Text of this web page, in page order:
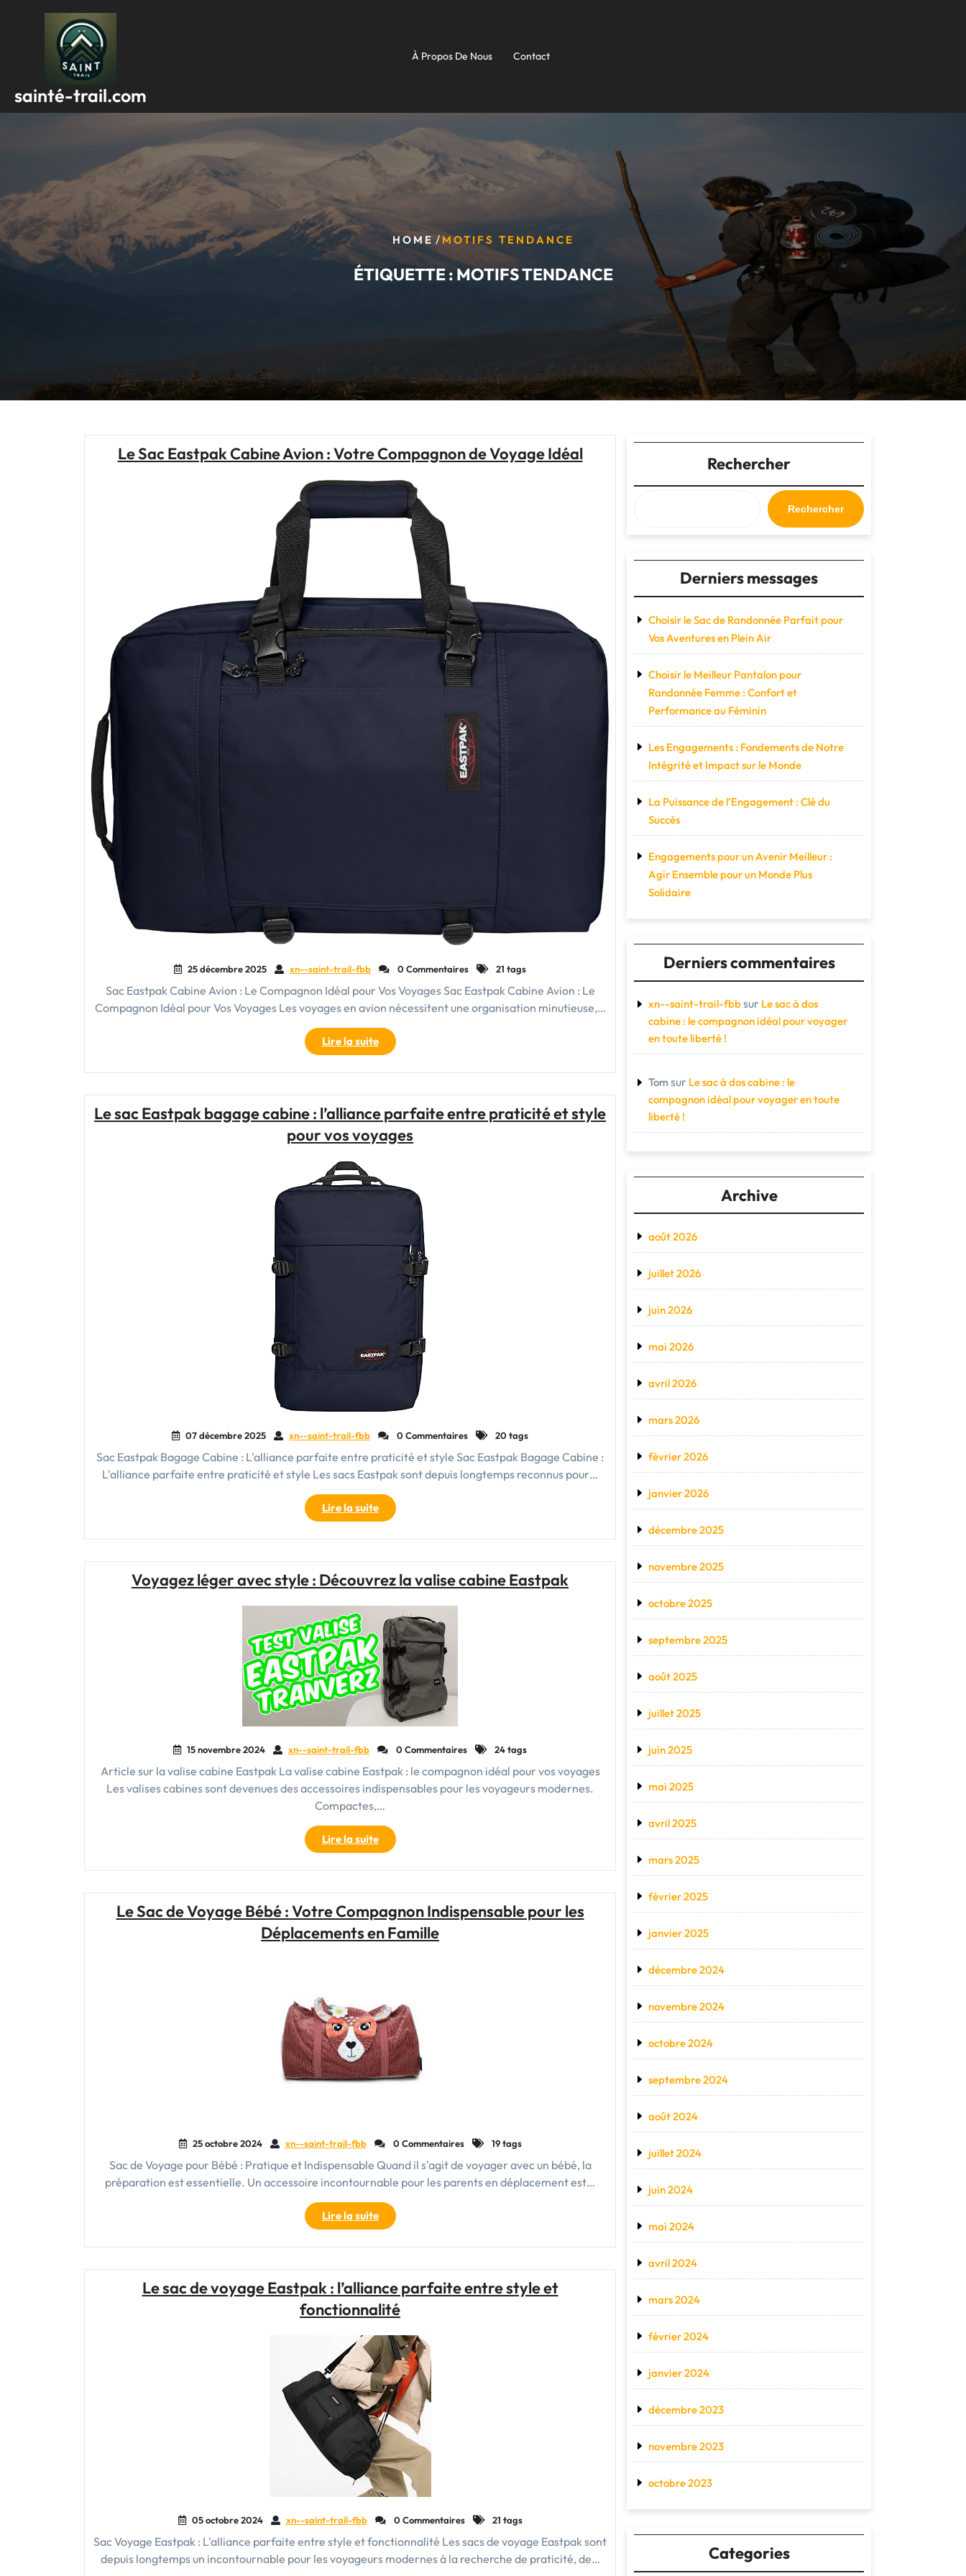
sainté-trail.com
À Propos De Nous Contact
HOME / MOTIFS TENDANCE
ÉTIQUETTE :MOTIFS TENDANCE
Le Sac Eastpak Cabine Avion : Votre Compagnon de Voyage Idéal
25 décembre 2025 xn--saint-trail-fbb 0 Commentaires 21 tags
Sac Eastpak Cabine Avion : Le Compagnon Idéal pour Vos Voyages Sac Eastpak Cabine Avion : Le
Compagnon Idéal pour Vos Voyages Les voyages en avion nécessitent une organisation minutieuse,…
Lire la suite"Le
Sac
Eastpak
:
Votre
Voyage
Le sac Eastpak bagage cabine : l’alliance parfaite entre praticité et style
pour vos voyages
07 décembre 2025 xn--saint-trail-fbb 0 Commentaires 20 tags
Sac Eastpak Bagage Cabine : L'alliance parfaite entre praticité et style Sac Eastpak Bagage Cabine :
L'alliance parfaite entre praticité et style Les sacs Eastpak sont depuis longtemps reconnus pour…
Lire la suite"Le
sac
Eastpak
:
parfaite
entre
praticité
et
style
pour
vos
voyages"
Voyagez léger avec style : Découvrez la valise cabine Eastpak
15 novembre 2024 xn--saint-trail-fbb 0 Commentaires 24 tags
Article sur la valise cabine Eastpak La valise cabine Eastpak : le compagnon idéal pour vos voyages
Les valises cabines sont devenues des accessoires indispensables pour les voyageurs modernes.
Compactes,…
Lire la suite"Voyagez
léger
avec
Découvrez
la
Le Sac de Voyage Bébé : Votre Compagnon Indispensable pour les
Déplacements en Famille
25 octobre 2024 xn--saint-trail-fbb 0 Commentaires 19 tags
Sac de Voyage pour Bébé : Pratique et Indispensable Quand il s'agit de voyager avec un bébé, la
préparation est essentielle. Un accessoire incontournable pour les parents en déplacement est…
Lire la suite"Le
Sac
de
:
Votre
Indispensable
pour
les
Déplacements
en
Famille"
Le sac de voyage Eastpak : l’alliance parfaite entre style et
fonctionnalité
05 octobre 2024 xn--saint-trail-fbb 0 Commentaires 21 tags
Sac Voyage Eastpak : L'alliance parfaite entre style et fonctionnalité Les sacs de voyage Eastpak sont
depuis longtemps un incontournable pour les voyageurs modernes à la recherche de praticité, de…
Rechercher
Rechercher
Derniers messages
Choisir le Sac de Randonnée Parfait pour
Vos Aventures en Plein Air
Choisir le Meilleur Pantalon pour
Randonnée Femme : Confort et
Performance au Féminin
Les Engagements : Fondements de Notre
Intégrité et Impact sur le Monde
La Puissance de l’Engagement : Clé du
Succès
Engagements pour un Avenir Meilleur :
Agir Ensemble pour un Monde Plus
Solidaire
Derniers commentaires
xn--saint-trail-fbbsur Le sac à dos
cabine : le compagnon idéal pour voyager
en toute liberté !
Tom sur Le sac à dos cabine : le
compagnon idéal pour voyager en toute
liberté !
Archive
août 2026
juillet 2026
juin 2026
mai 2026
avril 2026
mars 2026
février 2026
janvier 2026
décembre 2025
novembre 2025
octobre 2025
septembre 2025
août 2025
juillet 2025
juin 2025
mai 2025
avril 2025
mars 2025
février 2025
janvier 2025
décembre 2024
novembre 2024
octobre 2024
septembre 2024
août 2024
juillet 2024
juin 2024
mai 2024
avril 2024
mars 2024
février 2024
janvier 2024
décembre 2023
novembre 2023
octobre 2023
Categories